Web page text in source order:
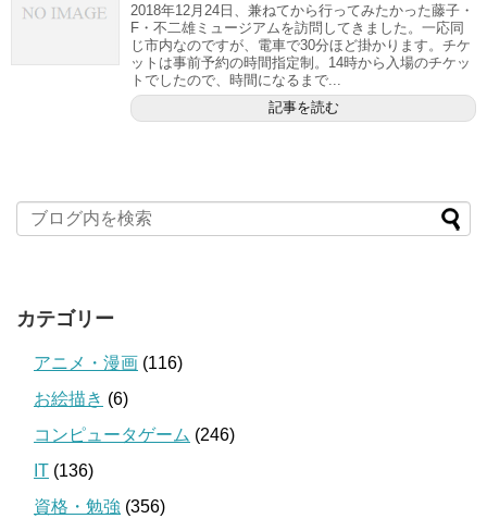
2018年12月24日、兼ねてから行ってみたかった藤子・
F・不二雄ミュージアムを訪問してきました。一応同
じ市内なのですが、電車で30分ほど掛かります。チケ
ットは事前予約の時間指定制。14時から入場のチケッ
トでしたので、時間になるまで...
記事を読む
カテゴリー
アニメ・漫画 (116)
お絵描き (6)
コンピュータゲーム (246)
IT (136)
資格・勉強 (356)